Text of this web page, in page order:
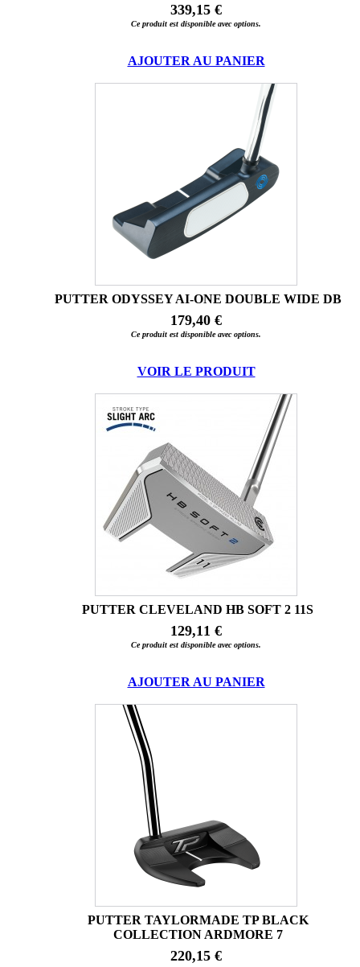
339,15 €
Ce produit est disponible avec options.
AJOUTER AU PANIER
PUTTER ODYSSEY AI-ONE DOUBLE WIDE DB
179,40 €
Ce produit est disponible avec options.
VOIR LE PRODUIT
PUTTER CLEVELAND HB SOFT 2 11S
129,11 €
Ce produit est disponible avec options.
AJOUTER AU PANIER
PUTTER TAYLORMADE TP BLACK
COLLECTION ARDMORE 7
220,15 €